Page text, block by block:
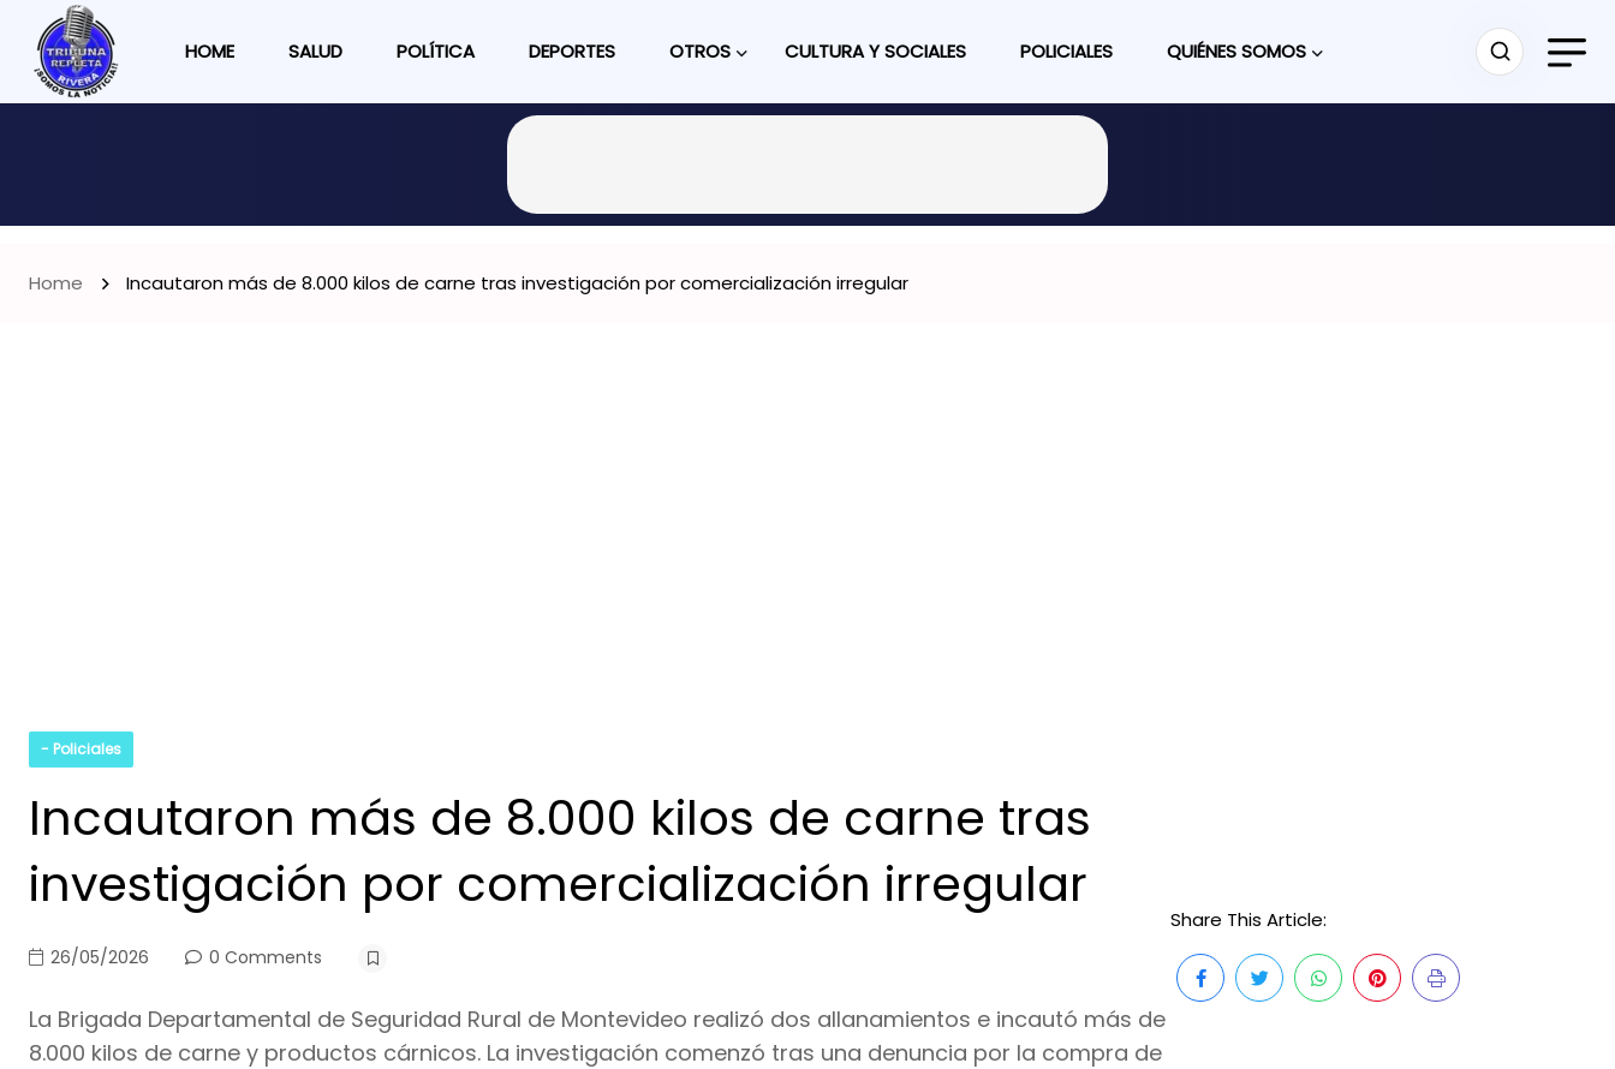
HOME SALUD POLÍTICA DEPORTES OTROS CULTURA Y SOCIALES POLICIALES QUIÉNES SOMOS
Home Incautaron más de 8.000 kilos de carne tras investigación por comercialización irregular
- Policiales
Incautaron más de 8.000 kilos de carne tras
investigación por comercialización irregular
26/05/2026 0 Comments
La Brigada Departamental de Seguridad Rural de Montevideo realizó dos allanamientos e incautó más de
8.000 kilos de carne y productos cárnicos. La investigación comenzó tras una denuncia por la compra de
Share This Article: